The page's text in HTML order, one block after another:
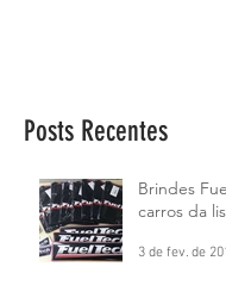
Posts Recentes
Brindes
carros da
3 de fev. de